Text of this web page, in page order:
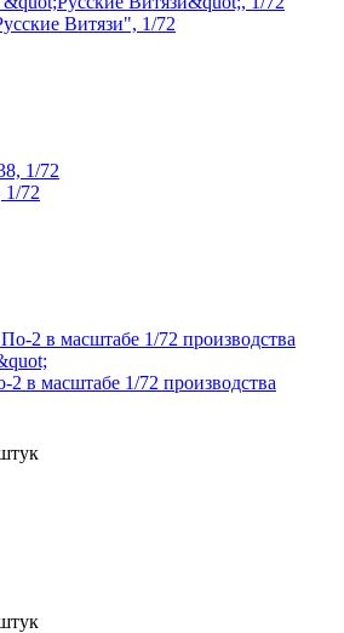
Витязи", 1/72
1/72
в масштабе 1/72 производства